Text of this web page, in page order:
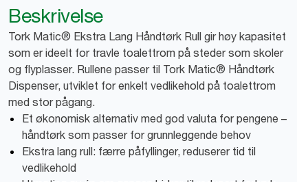
Beskrivelse
Tork Matic® Ekstra Lang Håndtørk Rull gir høy kapasitet
som er ideelt for travle toalettrom på steder som skoler
og flyplasser. Rullene passer til Tork Matic® Håndtørk
Dispenser, utviklet for enkelt vedlikehold på toalettrom
med stor pågang.
Et økonomisk alternativ med god valuta for pengene –
håndtørk som passer for grunnleggende behov
Ekstra lang rull: færre påfyllinger, reduserer tid til
vedlikehold